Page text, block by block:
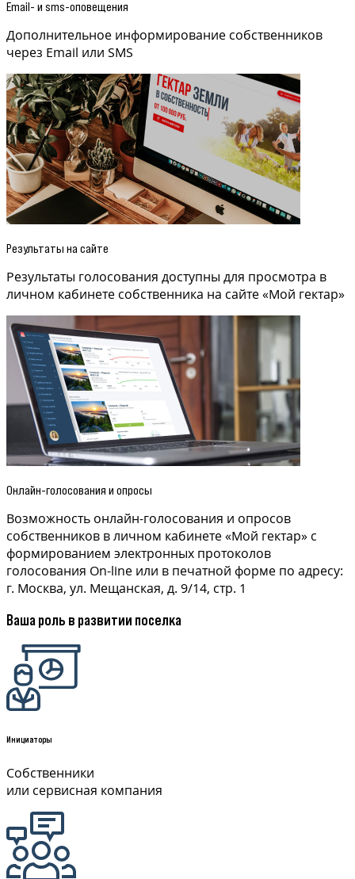
Email- и sms-оповещения
Дополнительное информирование собственников
через Email или SMS
Результаты на сайте
Результаты голосования доступны для просмотра в
личном кабинете собственника на сайте «Мой гектар»
Онлайн-голосования и опросы
Возможность онлайн-голосования и опросов
собственников в личном кабинете «Мой гектар» с
формированием электронных протоколов
голосования On-line или в печатной форме по адресу:
г. Москва, ул. Мещанская, д. 9/14, стр. 1
Ваша роль в развитии поселка
Инициаторы
Собственники
или сервисная компания